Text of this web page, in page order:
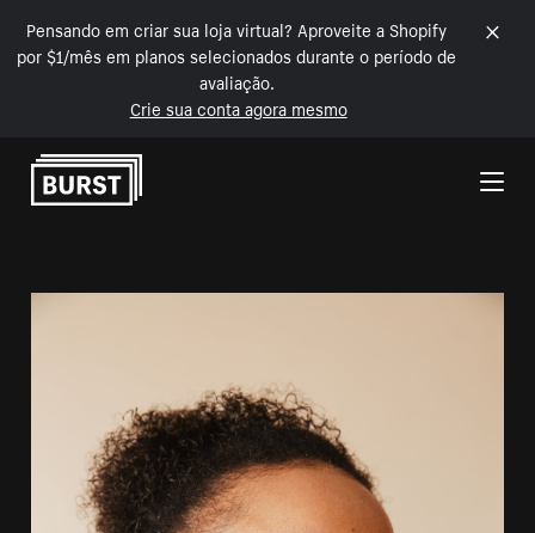
Pensando em criar sua loja virtual? Aproveite a Shopify
por $1/mês em planos selecionados durante o período de
avaliação.
Crie sua conta agora mesmo
Pular para o conteúdo